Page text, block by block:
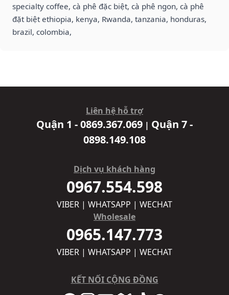
specialty coffee, cà phê đặc biệt, cà phê ngon, cà phê
đặt biệt ethiopia, kenya, Rwanda, tanzania, honduras,
brazil, colombia,
Liên hệ hỗ trợ
Quận 1 - 0869.367.069 | Quận 7 -
0898.149.108
Dịch vụ khách hàng
0967.554.598
VIBER | WHATSAPP | WECHAT
Wholesale
0965.147.773
VIBER | WHATSAPP | WECHAT
KẾT NỐI CỘNG ĐỒNG